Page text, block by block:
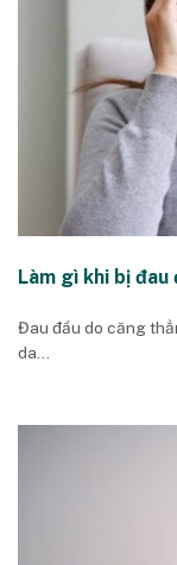
Làm gì khi bị
Đau đầu do căng
da...